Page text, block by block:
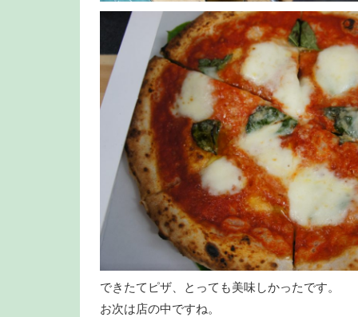
できたてピザ、とっても美味しかったです。
お次は店の中ですね。